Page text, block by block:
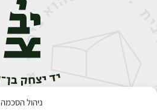
ניהול הסכמהאבן גבירול 14, רחביה, ירושלים